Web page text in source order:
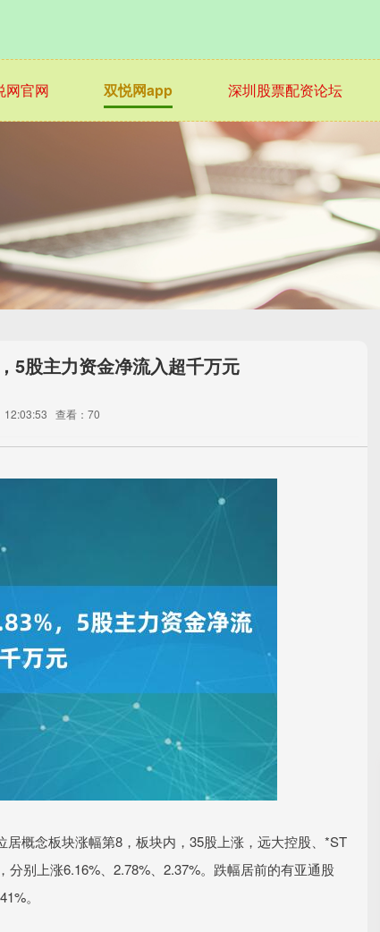
网官网 双悦网app 深圳股票配资论坛
5股主力资金净流入超千万元
12:03:53 查看：70
概念板块涨幅第8，板块内，35股上涨，远大控股、*ST
别上涨6.16%、2.78%、2.37%。跌幅居前的有亚通股
。
沪深300 4694.44 43.13 0.93%